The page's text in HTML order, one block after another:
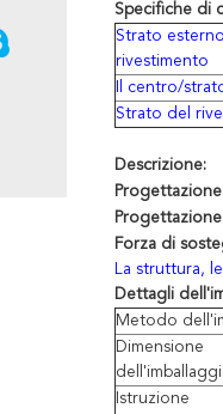
Specifiche di
Strato
rivestimento
Il centro/
Strato del
Descrizione:
Forza di
La struttura,
Dettagli
Metodo dell'
Dimensione
Istruzione